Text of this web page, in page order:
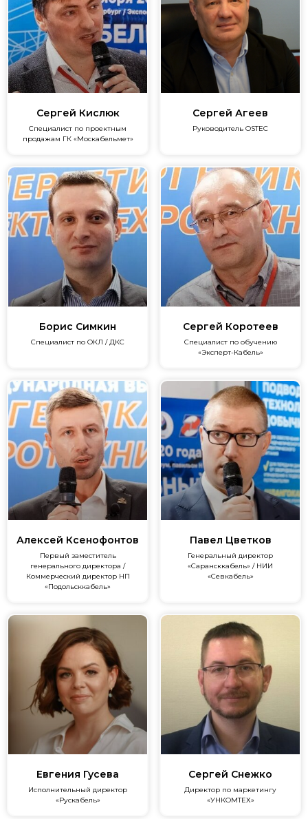
Сергей Кислюк
Специалист по проектным
продажам ГК «Москабельмет»
Сергей Агеев
Руководитель ОSTEC
Борис Симкин
Специалист по ОКЛ / ДКС
Сергей Коротеев
Специалист по обучению
«Эксперт-Кабель»
Алексей Ксенофонтов
Первый заместитель
генерального директора /
Коммерческий директор НП
«Подольсккабель»
Павел Цветков
Генеральный директор
«Сарансккабель» / НИИ
«Севкабель»
Евгения Гусева
Исполнительный директор
«Рускабель»
Сергей Снежко
Директор по маркетингу
«УНКОМТЕХ»